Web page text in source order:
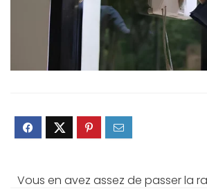
Vous en avez assez de passer la